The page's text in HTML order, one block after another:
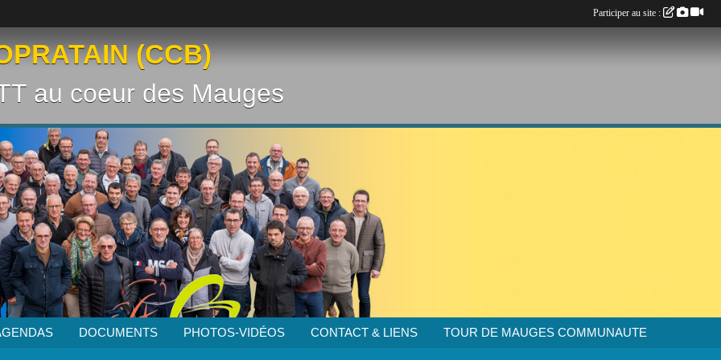
(CCB)
au coeur des Mauges
DOCUMENTS PHOTOS-VIDÉOS CONTACT & LIENS TOUR DE MAUGES COMMUNAUTE
Participer au site :